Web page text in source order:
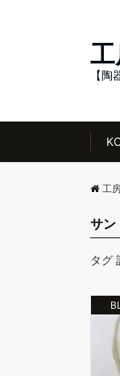
【
工
サン
タグ